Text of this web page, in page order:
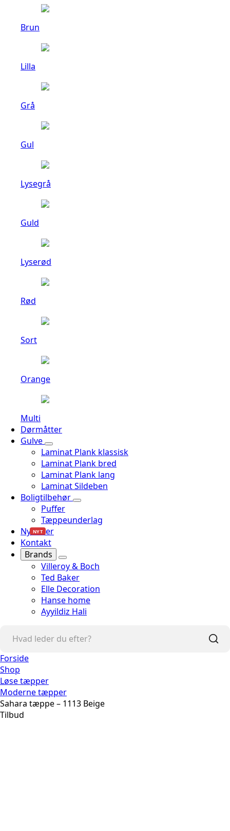
Brun
Lilla
Grå
Gul
Lysegrå
Guld
Lyserød
Rød
Sort
Orange
Multi
Dørmåtter
Gulve
Laminat Plank klassisk
Laminat Plank bred
Laminat Plank lang
Laminat Sildeben
Boligtilbehør
Puffer
Tæppeunderlag
Nyheder
NYT
Kontakt
Brands
Villeroy & Boch
Ted Baker
Elle Decoration
Hanse home
Ayyildiz Hali
Forside
Shop
Løse tæpper
Moderne tæpper
Sahara tæppe – 1113 Beige
Tilbud